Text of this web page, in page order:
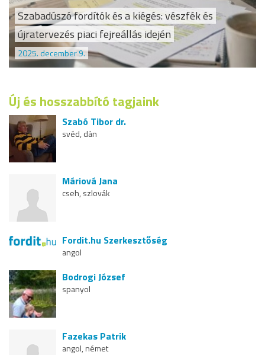
Szabadúszó fordítók és a kiégés: vészfék és
újratervezés piaci fejreállás idején
2025. december 9.
Új és hosszabbító tagjaink
Szabó Tibor dr.
svéd, dán
Máriová Jana
cseh, szlovák
Fordit.hu Szerkesztőség
angol
Bodrogi József
spanyol
Fazekas Patrik
angol, német